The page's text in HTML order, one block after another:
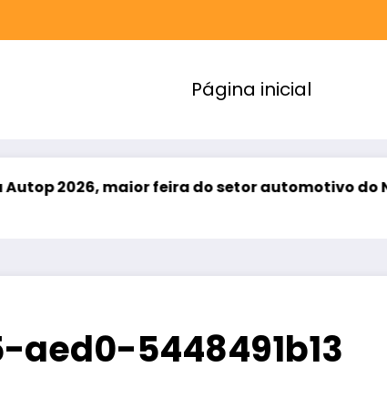
Página inicial
feira do setor automotivo do Norte e Nordeste
5448491b13